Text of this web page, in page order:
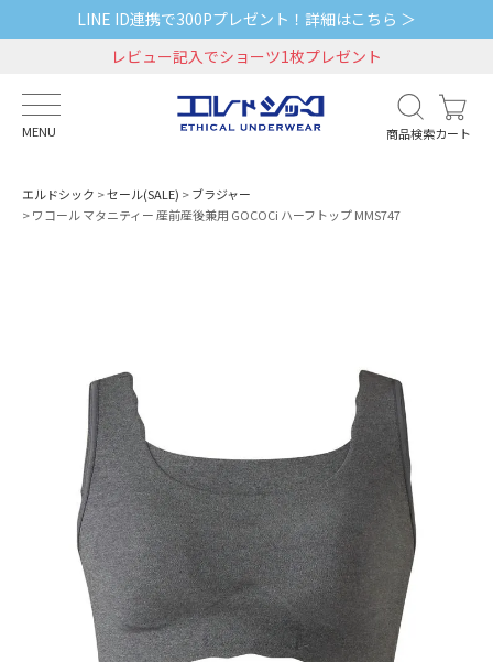
LINE ID連携で300Pプレゼント！詳細はこちら ＞
レビュー記入でショーツ1枚プレゼント
MENU 商品検索カート
エルドシック セール(SALE)
ブラジャー
ワコール マタニティー 産前産後兼用 GOCOCi ハーフトップ MMS747